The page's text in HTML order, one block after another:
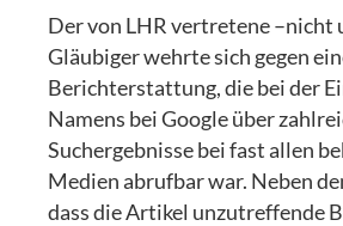
Der von LHR vertretene –nicht
Gläubiger wehrte sich gegen
Berichterstattung, die bei der
Namens bei Google über
Suchergebnisse bei fast allen
Medien abrufbar war. Neben
dass die Artikel unzutreffende